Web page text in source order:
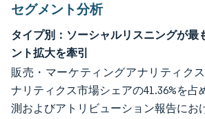
セグメント分析
タイプ別：ソーシャルリスニングが最
ント拡大を牽引
販売・マーケティングアナリティク
ナリティクス市場シェアの41.36%を占
測およびアトリビューション報告にお